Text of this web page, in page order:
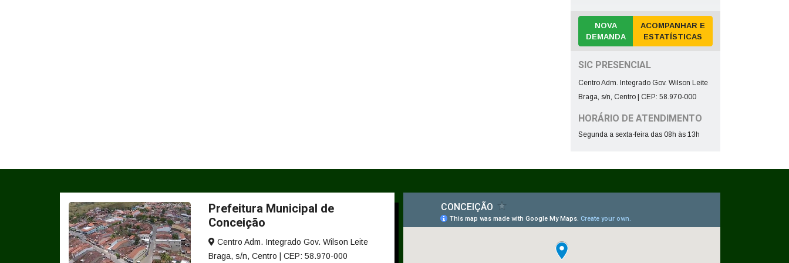
NOVA
DEMANDA
ACOMPANHAR E
ESTATÍSTICAS
SIC PRESENCIAL
Centro Adm. Integrado Gov. Wilson Leite
Braga, s/n, Centro | CEP: 58.970-000
HORÁRIO DE ATENDIMENTO
Segunda a sexta-feira das 08h às 13h
Prefeitura Municipal de
Conceição
Centro Adm. Integrado Gov. Wilson Leite
Braga, s/n, Centro | CEP: 58.970-000